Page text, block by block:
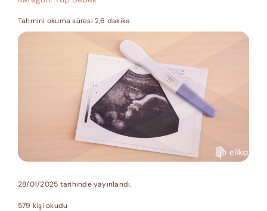
Tahmini okuma süresi 2,6 dakika
28/01/2025 tarihinde yayınlandı.
579 kişi okudu